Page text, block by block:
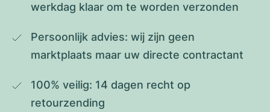
werkdag klaar om te worden verzonden
Persoonlijk advies: wij zijn geen
marktplaats maar uw directe contractant
100% veilig: 14 dagen recht op
retourzending